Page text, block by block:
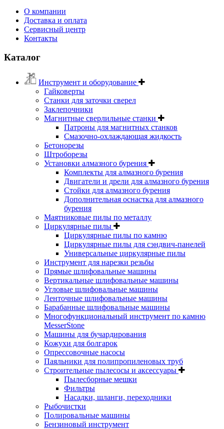
О компании
Доставка и оплата
Сервисный центр
Контакты
Каталог
Инструмент и оборудование
Гайковерты
Станки для заточки сверел
Заклепочники
Магнитные сверлильные станки
Патроны для магнитных станков
Смазочно-охлаждающая жидкость
Бетонорезы
Штроборезы
Установки алмазного бурения
Комплекты для алмазного бурения
Двигатели и дрели для алмазного бурения
Стойки для алмазного бурения
Дополнительная оснастка для алмазного
бурения
Маятниковые пилы по металлу
Циркулярные пилы
Циркулярные пилы по камню
Циркулярные пилы для сэндвич-панелей
Универсальные циркулярные пилы
Инструмент для нарезки резьбы
Прямые шлифовальные машины
Вертикальные шлифовальные машины
Угловые шлифовальные машины
Ленточные шлифовальные машины
Барабанные шлифовальные машины
Многофункциональный инструмент по камню
MesserStone
Машины для бучардирования
Кожухи для болгарок
Опрессовочные насосы
Паяльники для полипропиленовых труб
Строительные пылесосы и аксессуары
Пылесборные мешки
Фильтры
Насадки, шланги, переходники
Рыбочистки
Полировальные машины
Бензиновый инструмент